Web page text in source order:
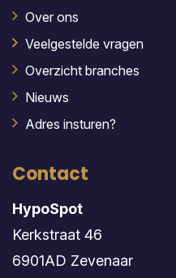
Over ons
Veelgestelde vragen
Overzicht branches
Nieuws
Adres insturen?
Contact
HypoSpot
Kerkstraat 46
6901AD Zevenaar